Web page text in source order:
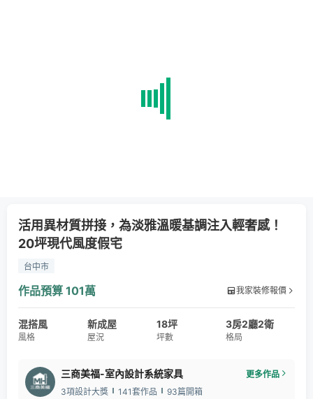
活用異材質拼接，為淡雅溫暖基調注入輕奢感！
20坪現代風度假宅
台中市
作品預算 101萬 我家裝修報價
混搭風
風格
新成屋
屋況
18坪
坪數
3房2廳2衛
格局
三商美福-室內設計系統家具
更多作品
3項設計大獎
141套作品 93篇開箱